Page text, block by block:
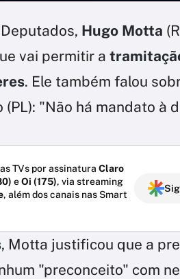
Hugo Motta
vai permitir a
. Ele também falou
"Não há mandato à
TVs por assinatura Claro
eOi (175), via streaming
, além dos canais nas Smart
, Motta justificou que a
"preconceito" com